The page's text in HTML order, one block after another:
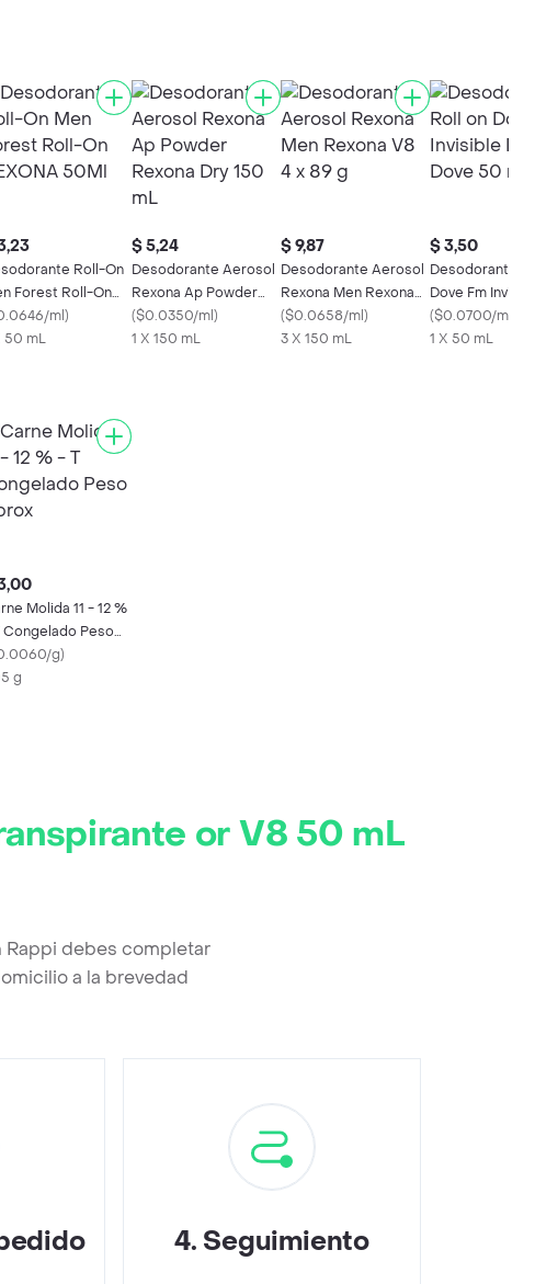
Roll-On
Forest Roll-On
50Ml
ml)
50 mL
$ 5,24
Desodorante Aerosol
Rexona Ap Powder
Rexona Dry 150 mL
($0.0350/ml)
1 X 150 mL
$ 9,87
Desodorante Aerosol
Rexona Men Rexona
V8 4 x 89 g
($0.0658/ml)
3 X 150 mL
$ 3,50
Desodorante
Dove Fm
Dove 50 mL
($0.0700/ml
1 X 50 mL
Molida 11 - 12 %
Congelado Peso
g)
g
or V8 50 mL
Rappi debes completar
a la brevedad
4. Seguimiento